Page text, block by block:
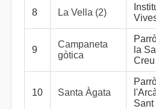
8 La Vella (2)
9
Campaneta
gòtica
la
Creu
10 Santa Àgata
Sant